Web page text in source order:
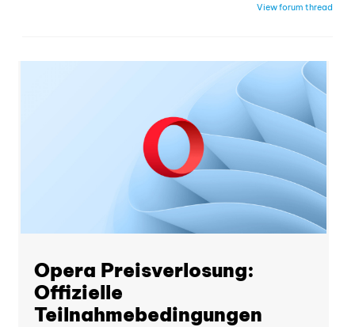
View forum thread
Opera Preisverlosung:
Offizielle
Teilnahmebedingungen